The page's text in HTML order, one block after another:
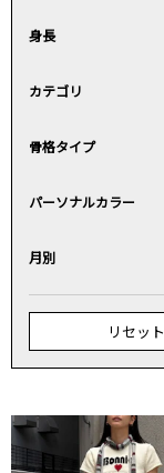
身長
カテゴリ
骨格タイプ
パーソナルカラー
月別
リセット